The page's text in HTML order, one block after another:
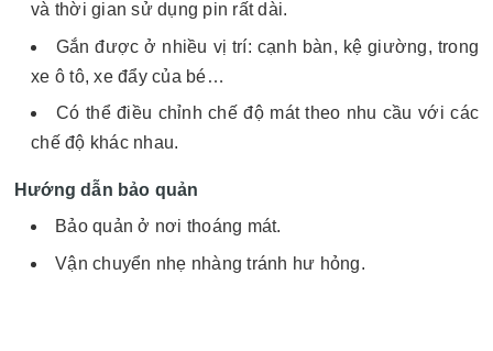
và thời gian sử dụng pin rất dài.
Gắn được ở nhiều vị trí: cạnh bàn, kệ giường, trong
xe ô tô, xe đẩy của bé…
Có thể điều chỉnh chế độ mát theo nhu cầu với các
chế độ khác nhau.
Hướng dẫn bảo quản
Bảo quản ở nơi thoáng mát.
Vận chuyển nhẹ nhàng tránh hư hỏng.